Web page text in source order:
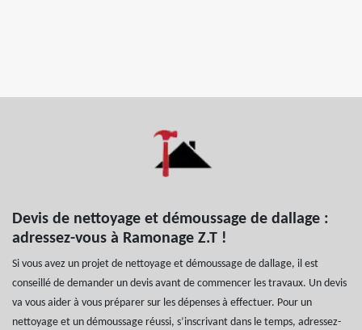
Devis de nettoyage et démoussage de dallage :
adressez-vous à Ramonage Z.T !
Si vous avez un projet de nettoyage et démoussage de dallage, il est
conseillé de demander un devis avant de commencer les travaux. Un devis
va vous aider à vous préparer sur les dépenses à effectuer. Pour un
nettoyage et un démoussage réussi, s’inscrivant dans le temps, adressez-